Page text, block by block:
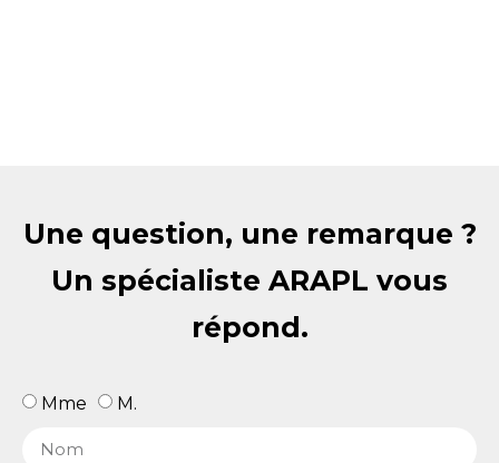
Une question, une remarque ?
Un spécialiste ARAPL vous
répond.
Mme M.